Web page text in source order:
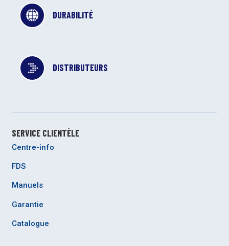
DURABILITÉ
DISTRIBUTEURS
SERVICE CLIENTÈLE
Centre-info
FDS
Manuels
Garantie
Catalogue